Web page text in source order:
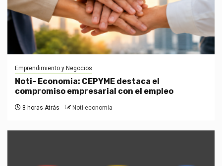
Emprendimiento y Negocios
Noti- Economia: CEPYME destaca el
compromiso empresarial con el empleo
8 horas Atrás Noti-economía